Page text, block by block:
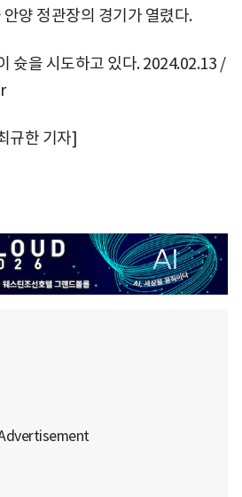
양 정관장의 경기가 열렸다.
슛을 시도하고 있다. 2024.02.13 /
규한 기자]